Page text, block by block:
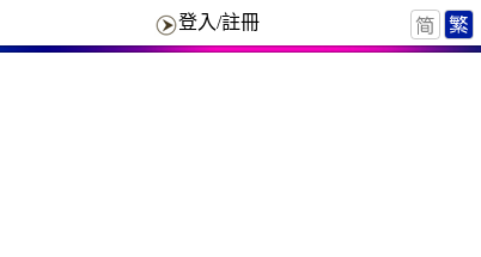
登入/註冊